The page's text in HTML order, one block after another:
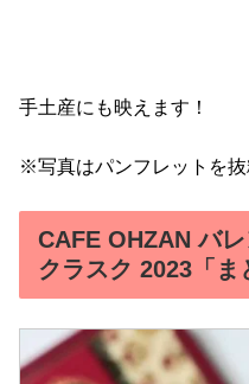
手土産にも映えます！
※写真はパンフレットを
CAFE OHZAN バ
クラスク 2023「ま